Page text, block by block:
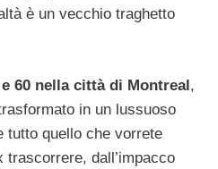
è un vecchio traghetto
60 nella città di Montreal,
in un lussuoso
tutto quello che vorrete
dall’impacco